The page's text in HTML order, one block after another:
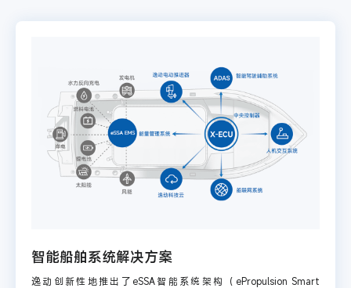
智能船舶系统解决方案
逸动创新性地推出了eSSA智能系统架构（ePropulsion Smart